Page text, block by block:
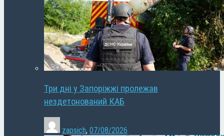
Три дні у Запоріжжі пролежав
нездетонований КАБ
zapsich, 07/08/2026